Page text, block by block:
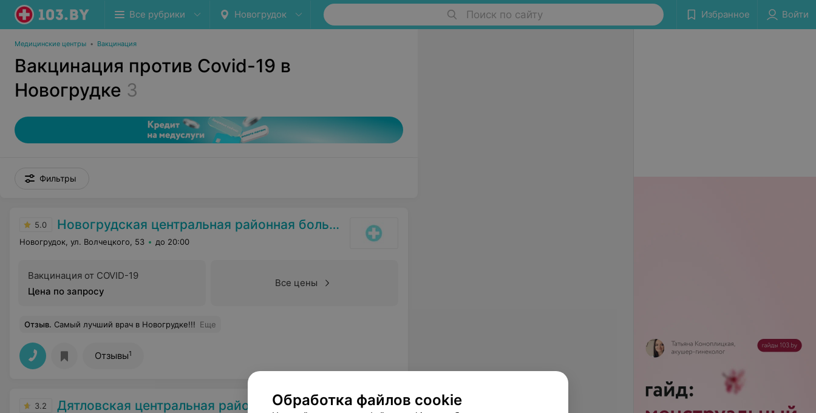
Все рубрики Новогрудок Поиск по сайту Избранное Войти
Медицинские центры • Вакцинация
Вакцинация против Covid-19 в
Новогрудке 3
Фильтры
5.0 Новогрудская центральная районная больница
Новогрудок, ул. Волчецкого, 53 до 20:00
Вакцинация от COVID-19
Цена по запросу
Все цены
Отзыв. Самый лучший врач в Новогрудке!!! Еще
Отзывы1
3.2 Дятловская центральная районная больницаОбработка файлов cookie